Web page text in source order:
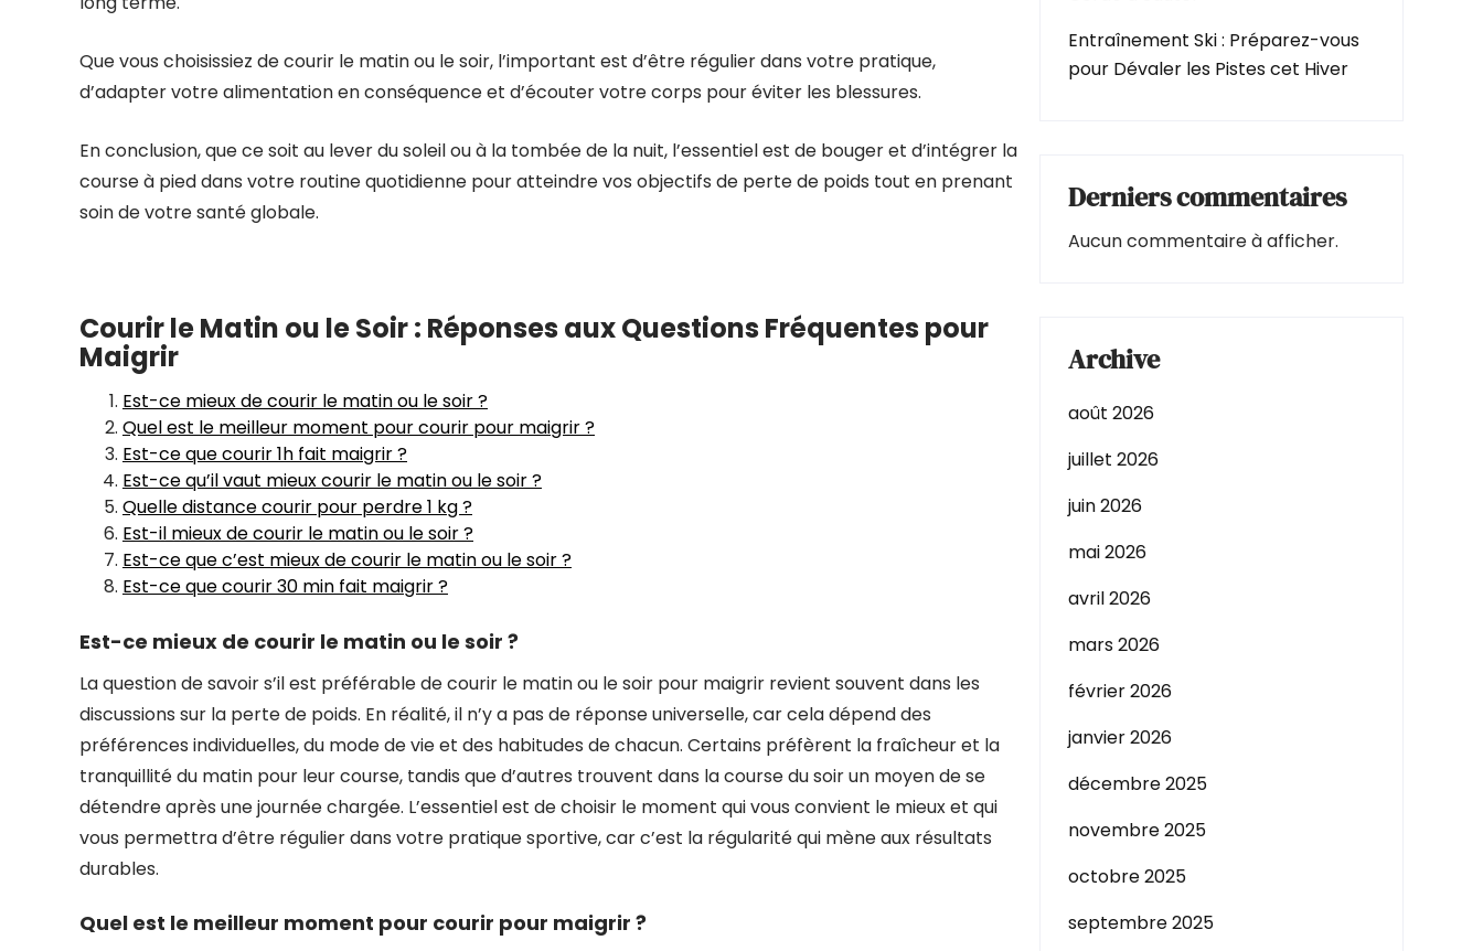
Que vous choisissiez de courir le matin ou le soir, l’important est d’être régulier dans votre pratique,
d’adapter votre alimentation en conséquence et d’écouter votre corps pour éviter les blessures.
En conclusion, que ce soit au lever du soleil ou à la tombée de la nuit, l’essentiel est de bouger et d’intégrer la
course à pied dans votre routine quotidienne pour atteindre vos objectifs de perte de poids tout en prenant
soin de votre santé globale.
Courir le Matin ou le Soir : Réponses aux Questions Fréquentes pour
Maigrir
Est-ce mieux de courir le matin ou le soir ?
Quel est le meilleur moment pour courir pour maigrir ?
Est-ce que courir 1h fait maigrir ?
Est-ce qu’il vaut mieux courir le matin ou le soir ?
Quelle distance courir pour perdre 1 kg ?
Est-il mieux de courir le matin ou le soir ?
Est-ce que c’est mieux de courir le matin ou le soir ?
Est-ce que courir 30 min fait maigrir ?
Est-ce mieux de courir le matin ou le soir ?
La question de savoir s’il est préférable de courir le matin ou le soir pour maigrir revient souvent dans les
discussions sur la perte de poids. En réalité, il n’y a pas de réponse universelle, car cela dépend des
préférences individuelles, du mode de vie et des habitudes de chacun. Certains préfèrent la fraîcheur et la
tranquillité du matin pour leur course, tandis que d’autres trouvent dans la course du soir un moyen de se
détendre après une journée chargée. L’essentiel est de choisir le moment qui vous convient le mieux et qui
vous permettra d’être régulier dans votre pratique sportive, car c’est la régularité qui mène aux résultats
durables.
Quel est le meilleur moment pour courir pour maigrir ?
Entraînement Ski : Préparez-vous
pour Dévaler les Pistes cet Hiver
Derniers commentaires
Aucun commentaire à afficher.
Archive
août 2026
juillet 2026
juin 2026
mai 2026
avril 2026
mars 2026
février 2026
janvier 2026
décembre 2025
novembre 2025
octobre 2025
septembre 2025